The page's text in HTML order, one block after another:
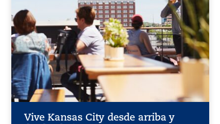
Vive Kansas City desde arriba y